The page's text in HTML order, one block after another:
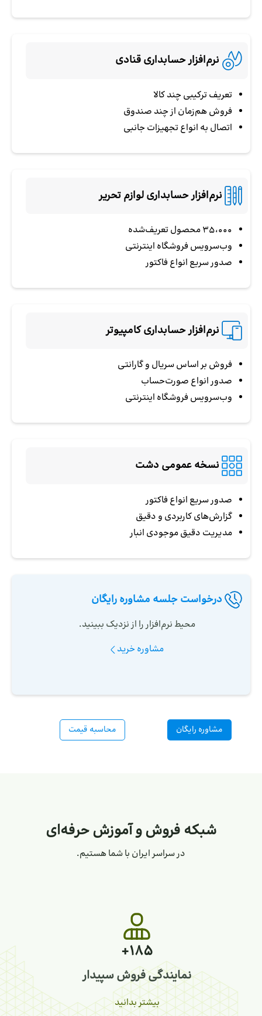
نرم‌افزار حسابداری قنادی
تعریف ترکیبی چند کالا
فروش هم‌زمان از چند صندوق
اتصال به انواع تجهیزات جانبی
نرم‌افزار حسابداری لوازم تحریر
35،000 محصول تعریف‌شده
وب‌سرویس فروشگاه اینترنتی
صدور سریع انواع فاکتور
نرم‌افزار حسابداری کامپیوتر
فروش بر اساس سریال و گارانتی
صدور انواع صورت‌حساب
وب‌سرویس فروشگاه اینترنتی
نسخه عمومی دشت
صدور سریع انواع فاکتور
گزارش‌های کاربردی و دقیق
مدیریت دقیق موجودی انبار
درخواست جلسه مشاوره رایگان
محیط نرم‌افزار را از نزدیک ببینید.
مشاوره خرید
مشاوره رایگان محاسبه قیمت
شبکه فروش و آموزش حرفه‌ای
در سراسر ایران با شما هستیم.
+185
نمایندگی فروش سپیدار
بیشتر بدانید